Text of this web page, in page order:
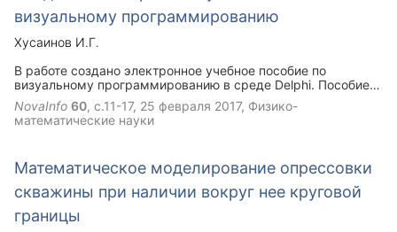
визуальному программированию
Хусаинов И.Г.
В работе создано электронное учебное пособие по
визуальному программированию в среде Delphi. Пособие
состоит из восьми глав. Описаны основные принципы
визуального программирования, компоненты среды.
Приведены примеры программ, изложены методы
NovaInfo 60, с.11-17, 25 февраля 2017, Физико-
математические науки
Математическое моделирование опрессовки
скважины при наличии вокруг нее круговой
границы